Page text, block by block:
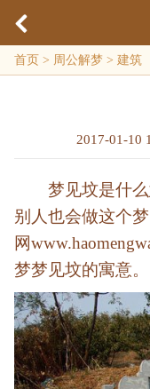
首页 > 周公解梦 > 建筑
2017-01-10
梦见坟是什
别人也会做这个
网
梦梦见坟的寓意。